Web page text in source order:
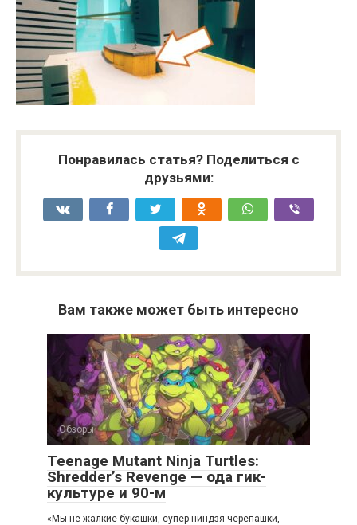
Понравилась статья? Поделиться с
друзьями:
Вам также может быть интересно
Обзоры
Teenage Mutant Ninja Turtles:
Shredder’s Revenge — ода гик-
культуре и 90-м
«Мы не жалкие букашки, супер-ниндзя-черепашки,